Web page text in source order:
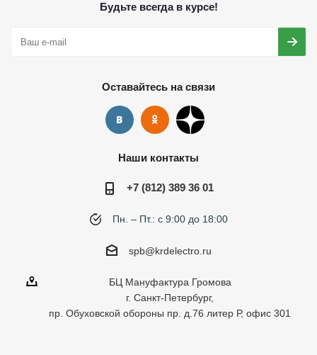
Будьте всегда в курсе!
Оставайтесь на связи
Наши контакты
+7 (812) 389 36 01
Пн. – Пт.: с 9:00 до 18:00
spb@krdelectro.ru
БЦ Мануфактура Громова
г. Санкт-Петербург,
пр. Обуховской обороны пр. д.76 литер Р, офис 301